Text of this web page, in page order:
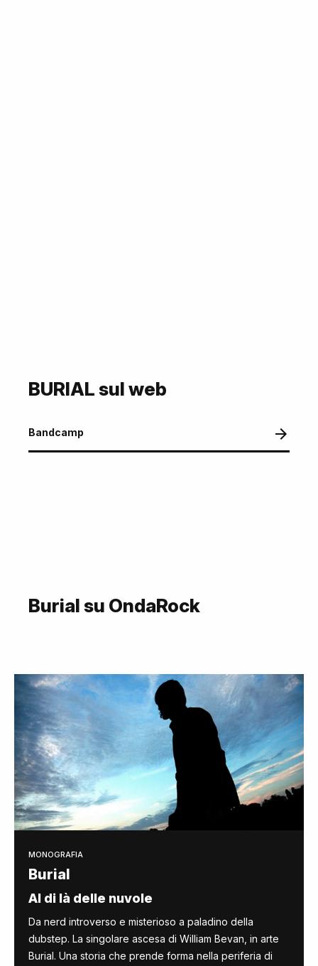
BURIAL sul web
Bandcamp
Burial su OndaRock
MONOGRAFIA
Burial
Al di là delle nuvole
Da nerd introverso e misterioso a paladino della
dubstep. La singolare ascesa di William Bevan, in arte
Burial. Una storia che prende forma nella periferia di